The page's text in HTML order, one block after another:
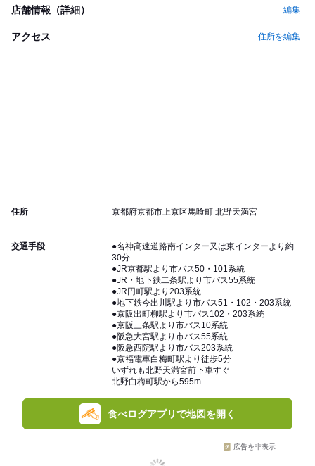
店舗情報（詳細） 編集
アクセス 住所を編集
住所 京都府京都市上京区馬喰町 北野天満宮
交通手段
●名神高速道路南インター又は東インターより約
30分
●JR京都駅より市バス50・101系統
●JR・地下鉄二条駅より市バス55系統
●JR円町駅より203系統
●地下鉄今出川駅より市バス51・102・203系統
●京阪出町柳駅より市バス102・203系統
●京阪三条駅より市バス10系統
●阪急大宮駅より市バス55系統
●阪急西院駅より市バス203系統
●京福電車白梅町駅より徒歩5分
いずれも北野天満宮前下車すぐ
北野白梅町駅から595m
食べログアプリで地図を開く
広告を非表示